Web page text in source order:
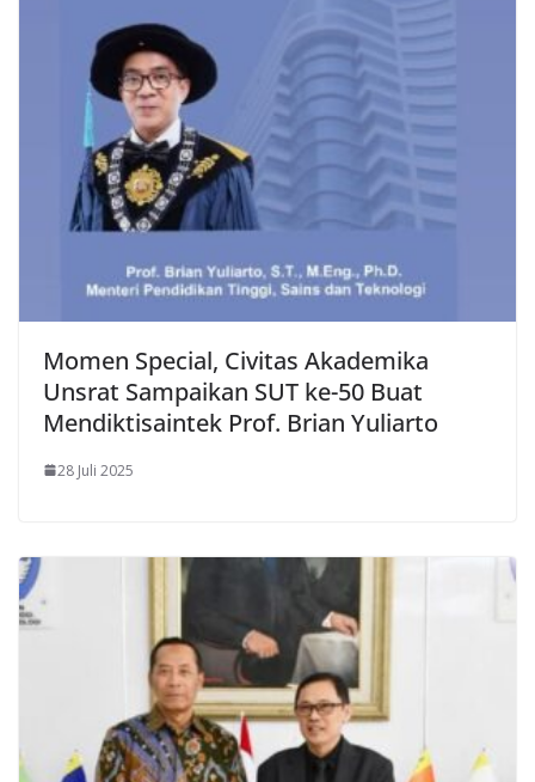
Momen Special, Civitas Akademika
Unsrat Sampaikan SUT ke-50 Buat
Mendiktisaintek Prof. Brian Yuliarto
28 Juli 2025